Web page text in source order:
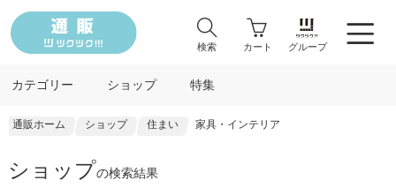
検索 カート グループ
カテゴリー ショップ 特集
通販ホーム ショップ 住まい 家具・インテリア
ショップの検索結果